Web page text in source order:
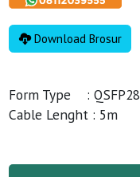
Download Brosur
Form Type : QSFP28
Cable Lenght : 5m